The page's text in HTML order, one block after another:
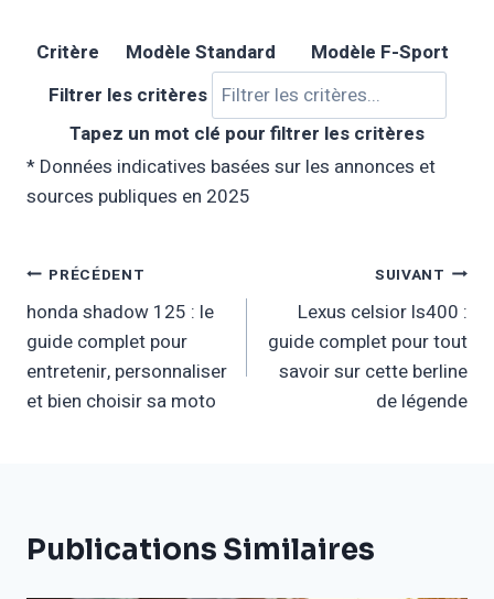
Critère Modèle Standard
Modèle F-Sport
Filtrer les critères
Tapez un mot clé pour filtrer les critères
* Données indicatives basées sur les annonces et
sources publiques en 2025
Navigation
De
L’article
PRÉCÉDENT
honda shadow 125 : le
guide complet pour
entretenir, personnaliser
et bien choisir sa moto
SUIVANT
Lexus celsior ls400 :
guide complet pour tout
savoir sur cette berline
de légende
Publications Similaires